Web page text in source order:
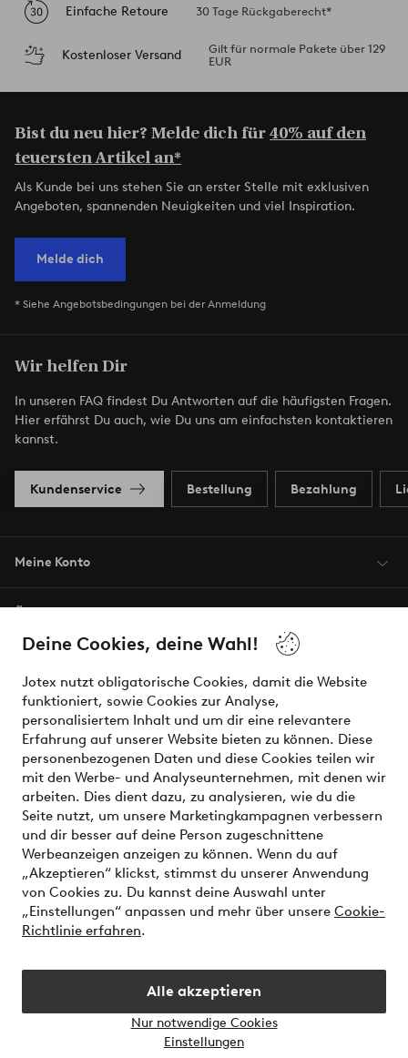
Deine Cookies, deine Wahl!
Jotex nutzt obligatorische Cookies, damit die Website
funktioniert, sowie Cookies zur Analyse,
personalisiertem Inhalt und um dir eine relevantere
Erfahrung auf unserer Website bieten zu können. Diese
personenbezogenen Daten und diese Cookies teilen wir
mit den Werbe- und Analyseunternehmen, mit denen wir
arbeiten. Dies dient dazu, zu analysieren, wie du die
Seite nutzt, um unsere Marketingkampagnen verbessern
und dir besser auf deine Person zugeschnittene
Werbeanzeigen anzeigen zu können. Wenn du auf
„Akzeptieren“ klickst, stimmst du unserer Anwendung
von Cookies zu. Du kannst deine Auswahl unter
„Einstellungen“ anpassen und mehr über unsere Cookie-
Richtlinie erfahren.
Alle akzeptieren
Nur notwendige Cookies
Einstellungen
Einfache Retoure 30 Tage Rückgaberecht*
Kostenloser Versand
Gilt für normale Pakete über 129
EUR
Bist du neu hier? Melde dich für40% auf den
teuersten Artikel an*
Als Kunde bei uns stehen Sie an erster Stelle mit exklusiven
Angeboten, spannenden Neuigkeiten und viel Inspiration.
Melde dich
* Siehe Angebotsbedingungen bei der Anmeldung
Wir helfen Dir
In unseren FAQ findest Du Antworten auf die häufigsten Fragen.
Hier erfährst Du auch, wie Du uns am einfachsten kontaktieren
kannst.
Kundenservice Bestellung Bezahlung
Meine Konto
Bedingungen
Sichere Zahlungen - Jetzt bezahlen oder aufteilen
Möchtest du mehr über unsere
Zahlungsmöglichkeitenerfahren?